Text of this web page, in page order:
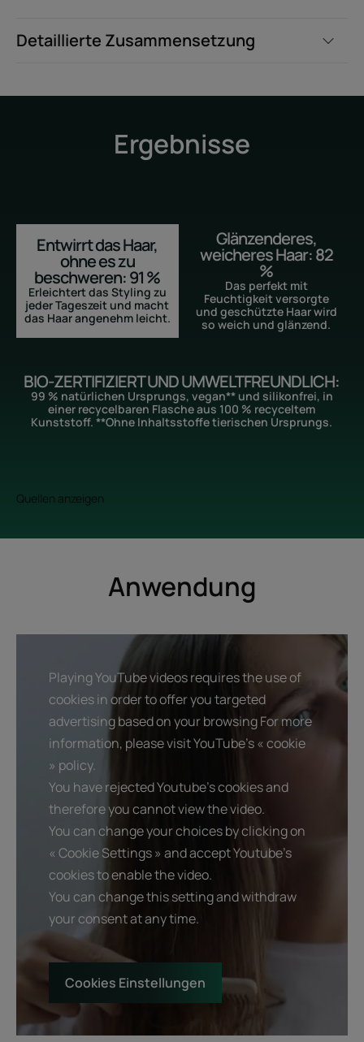
Detaillierte Zusammensetzung
Ergebnisse
Entwirrt das Haar,
ohne es zu
beschweren: 91 %
Erleichtert das Styling zu
jeder Tageszeit und macht
das Haar angenehm leicht.
Glänzenderes,
weicheres Haar: 82
%
Das perfekt mit
Feuchtigkeit versorgte
und geschützte Haar wird
so weich und glänzend.
BIO-ZERTIFIZIERT UND UMWELTFREUNDLICH:
99 % natürlichen Ursprungs, vegan** und silikonfrei, in
einer recycelbaren Flasche aus 100 % recyceltem
Kunststoff. **Ohne Inhaltsstoffe tierischen Ursprungs.
Quellen anzeigen
Anwendung
Playing YouTube videos requires the use of
cookies in order to offer you targeted
advertising based on your browsing For more
information, please visit YouTube's « cookie
» policy.
You have rejected Youtube's cookies and
therefore you cannot view the video.
You can change your choices by clicking on
« Cookie Settings » and accept Youtube's
cookies to enable the video.
You can change this setting and withdraw
your consent at any time.
Cookies Einstellungen